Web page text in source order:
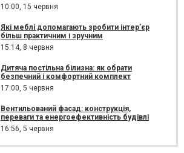
10:00, 15 червня
Які меблі допомагають зробити інтер’єр
більш практичним і зручним
15:14, 8 червня
Дитяча постільна білизна: як обрати
безпечний і комфортний комплект
17:00, 5 червня
Вентильований фасад: конструкція,
переваги та енергоефективність будівлі
16:56, 5 червня